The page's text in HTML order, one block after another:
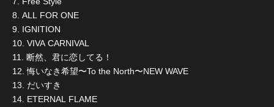
8. ALL FOR ONE
9. IGNITION
10. VIVA CARNIVAL
11. 断然、君に恋してる！
12. 悔いなき希望〜To the North〜NEW WAVE
13. だいすき
14. ETERNAL FLAME